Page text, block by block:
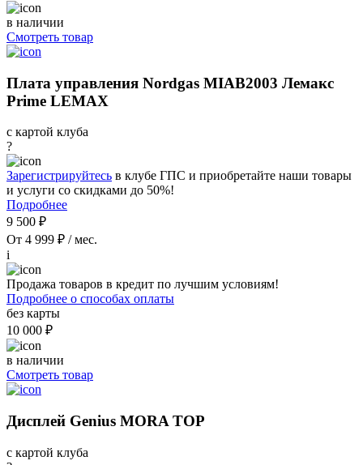
в наличии
Смотреть товар
Плата управления Nordgas MIAB2003 Лемакс
Prime LEMAX
с картой клуба
?
Зарегистрируйтесь в клубе ГПС и приобретайте наши товары
и услуги со скидками до 50%!
Подробнее
9 500 ₽
От 4 999 ₽ / мес.
i
Продажа товаров в кредит по лучшим условиям!
Подробнее о способах оплаты
без карты
10 000 ₽
в наличии
Смотреть товар
Дисплей Genius MORA TOP
с картой клуба